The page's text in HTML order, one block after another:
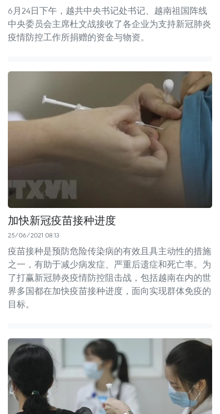
6月24日下午，越共中央书记处书记、越南祖国阵线
中央委员会主席杜文战接收了各企业为支持新冠肺炎
疫情防控工作所捐赠的资金与物资。
加快新冠疫苗接种进度
25/06/2021 08:13
疫苗接种是预防危险传染病的有效且具主动性的措施
之一，有助于减少病发症、严重后遗症和死亡率。为
了打赢新冠肺炎疫情防控阻击战，包括越南在内的世
界多国都在加快疫苗接种进度，面向实现群体免疫的
目标。